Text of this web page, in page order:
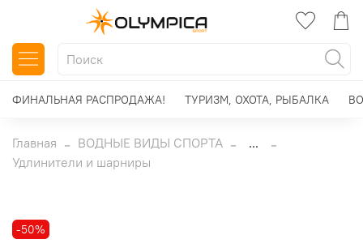
ФИНАЛЬНАЯ РАСПРОДАЖА! ТУРИЗМ, ОХОТА, РЫБАЛКА
Главная ВОДНЫЕ ВИДЫ СПОРТА
...
Удлинители и шарниры
-50%